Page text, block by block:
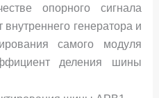
опорного сигнала
генератора и
самого модуля
деления шины